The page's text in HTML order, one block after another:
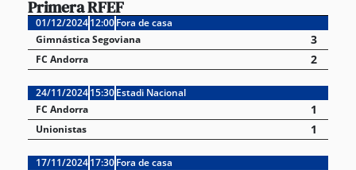
Primera RFEF
01/12/202412:00Fora de casa
Gimnástica Segoviana
3
FC Andorra 2
24/11/202415:30Estadi Nacional
FC Andorra
1
Unionistas 1
17/11/202417:30Fora de casa